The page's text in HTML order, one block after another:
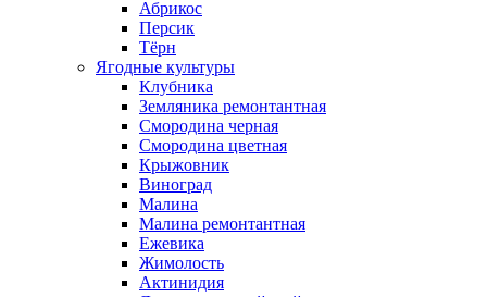
Абрикос
Персик
Тёрн
Ягодные культуры
Клубника
Земляника ремонтантная
Смородина черная
Смородина цветная
Крыжовник
Виноград
Малина
Малина ремонтантная
Ежевика
Жимолость
Актинидия